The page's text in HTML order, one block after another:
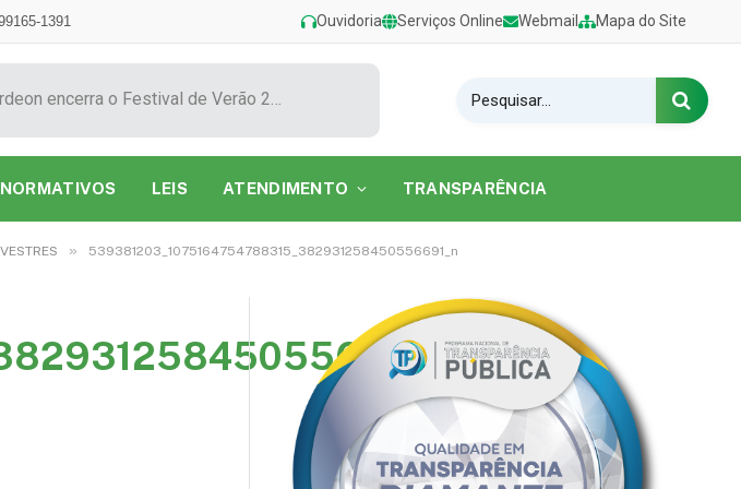
1391 Ouvidoria Serviços Online Webmail Mapa do Site
Show de Tarcísio do Acordeon encerra o Festival de Verão 2026 na Praia do Caripi
LEIS ATENDIMENTO TRANSPARÊNCIA
» 539381203_1075164754788315_382931258450556691_n